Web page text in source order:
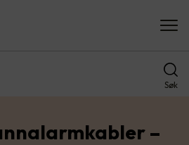
Søk
–